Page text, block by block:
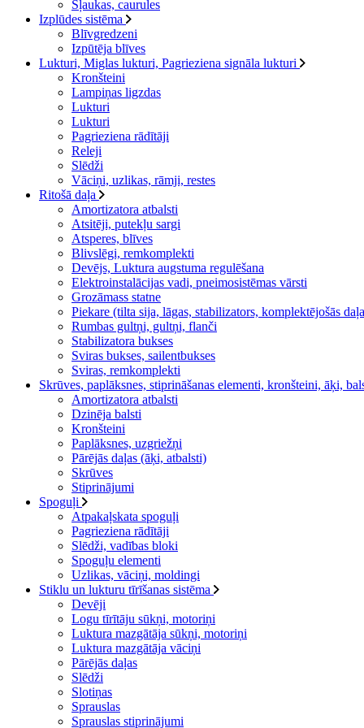
Šļaukas, caurules
Izplūdes sistēma
Blīvgredzeni
Izpūtēja blīves
Lukturi, Miglas lukturi, Pagrieziena signāla lukturi
Kronšteini
Lampiņas ligzdas
Lukturi
Lukturi
Pagrieziena rādītāji
Releji
Slēdži
Vāciņi, uzlikas, rāmji, restes
Ritošā daļa
Amortizatora atbalsti
Atsitēji, putekļu sargi
Atsperes, blīves
Blivslēgi, remkomplekti
Devējs, Luktura augstuma regulēšana
Elektroinstalācijas vadi, pneimosistēmas vārsti
Grozāmass statne
Piekare (tilta sija, lāgas, stabilizators, komplektējošās
Rumbas gultņi, gultņi, flanči
Stabilizatora bukses
Sviras bukses, sailentbukses
Sviras, remkomplekti
Skrūves, paplāksnes, stiprināšanas elementi, kronšteini, āķi,
Amortizatora atbalsti
Dzinēja balsti
Kronšteini
Paplāksnes, uzgriežņi
Pārējās daļas (āķi, atbalsti)
Skrūves
Stiprinājumi
Spoguļi
Atpakaļskata spoguļi
Pagrieziena rādītāji
Slēdži, vadības bloki
Spoguļu elementi
Uzlikas, vāciņi, moldingi
Stiklu un lukturu tīrīšanas sistēma
Devēji
Logu tīrītāju sūkņi, motoriņi
Luktura mazgātāja sūkņi, motoriņi
Luktura mazgātāja vāciņi
Pārējās daļas
Slēdži
Slotiņas
Sprauslas
Sprauslas stiprinājumi